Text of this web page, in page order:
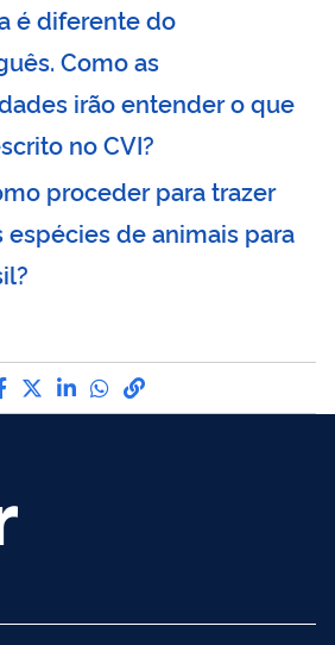
é diferente do
Como as
irão entender o que
no CVI?
proceder para trazer
espécies de animais para
Compartilhe por Facebook
Compartilhe por Twitter
Compartilhe por
Compartilhe por
link para Copiar